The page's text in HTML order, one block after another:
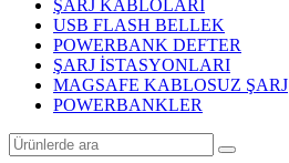
ŞARJ KABLOLARI
USB FLASH BELLEK
POWERBANK DEFTER
ŞARJ İSTASYONLARI
MAGSAFE KABLOSUZ ŞARJ
POWERBANKLER